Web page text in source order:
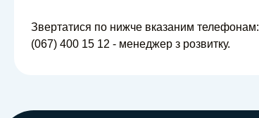
Звертатися по нижче вказаним телефонам:
(067) 400 15 12 - менеджер з розвитку.